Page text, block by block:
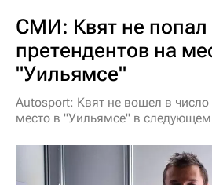
СМИ: Квят не попал
претендентов на
"Уильямсе"
Autosport: Квят не вошел в число
место в "Уильямсе" в следующем